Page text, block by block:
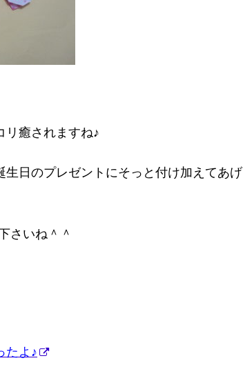
リ癒されますね♪
日のプレゼントにそっと付け加えてあげ
さいね＾＾
たよ♪